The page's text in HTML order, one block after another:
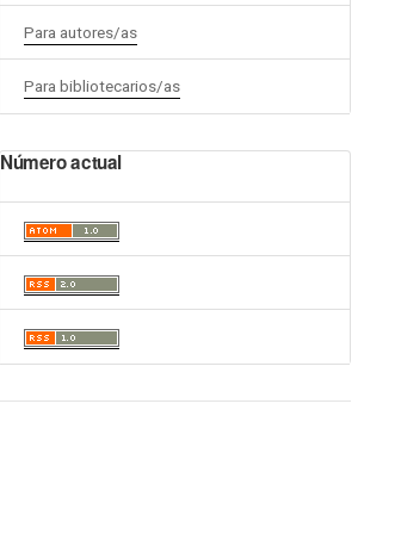
Para autores/as
Para bibliotecarios/as
Número actual